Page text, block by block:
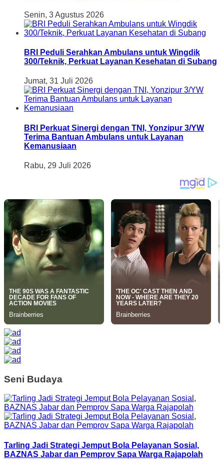
Senin, 3 Agustus 2026
BRI Peduli Serahkan Ambulans untuk Wingdik
300/Teknik, Perkuat Layanan Kesehatan di Subang
Jumat, 31 Juli 2026
BRI Perkuat Sinergi dengan TNI, Yonzipur 3/YW
Terima Bantuan Ambulans untuk Layanan
Kemanusiaan
Rabu, 29 Juli 2026
Seni Budaya
Tarling Jadi Strategi Jemput Bola Pelayanan Sosial,
BAZNAS Jabar dan Pemprov Sapa Warga Rajapolah